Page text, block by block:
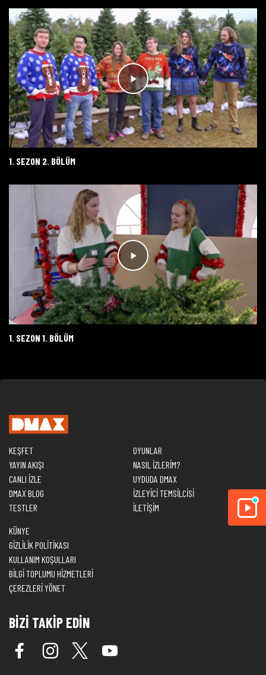
1. SEZON 2. BÖLÜM
1. SEZON 1. BÖLÜM
KEŞFET
YAYIN AKIŞI
CANLI İZLE
DMAX BLOG
TESTLER
OYUNLAR
NASIL İZLERİM?
UYDUDA DMAX
İZLEYİCİ TEMSİLCİSİ
İLETİŞİM
KÜNYE
GİZLİLİK POLİTİKASI
KULLANIM KOŞULLARI
BİLGİ TOPLUMU HİZMETLERİ
ÇEREZLERİ YÖNET
BİZİ TAKİP EDİN